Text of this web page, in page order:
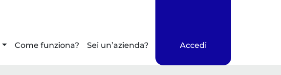
Come funziona? Sei un’azienda? Accedi